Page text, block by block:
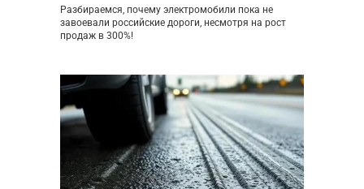
Разбираемся, почему электромобили пока не
завоевали российские дороги, несмотря на рост
продаж в 300%!